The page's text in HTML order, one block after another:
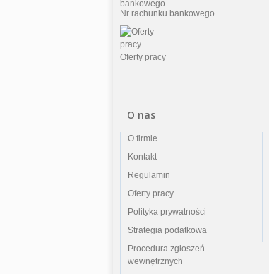
Nr rachunku bankowego
Oferty pracy
O nas
O firmie
Kontakt
Regulamin
Oferty pracy
Polityka prywatności
Strategia podatkowa
Procedura zgłoszeń
wewnętrznych